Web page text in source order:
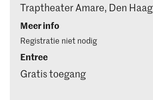
Traptheater Amare, Den Haag
Meer info
Registratie niet nodig
Entree
Gratis toegang